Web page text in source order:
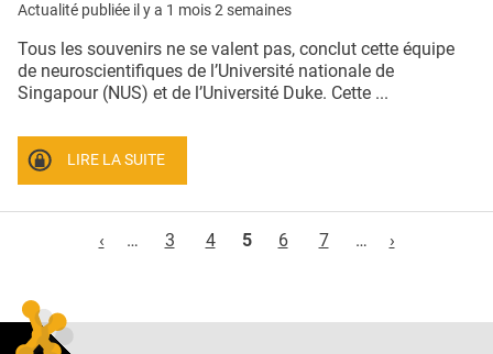
Actualité publiée il y a 1 mois 2 semaines
Tous les souvenirs ne se valent pas, conclut cette équipe
de neuroscientifiques de l’Université nationale de
Singapour (NUS) et de l’Université Duke. Cette ...
LIRE LA SUITE
‹
… 3 4 5 6 7 … ›